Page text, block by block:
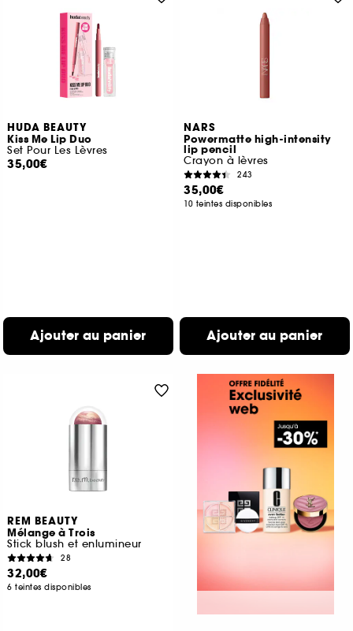
HUDA BEAUTY
Kiss Me Lip Duo
Set Pour Les Lèvres
35,00€
Ajouter au panier
NARS
Powermatte high-intensity
lip pencil
Crayon à lèvres
243
35,00€
10 teintes disponibles
Ajouter au panier
REM BEAUTY
Mélange à Trois
Stick blush et enlumineur
28
32,00€
6 teintes disponibles